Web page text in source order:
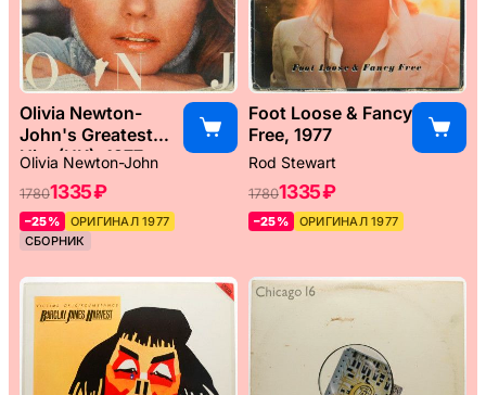
Olivia Newton-
John's Greatest
Hits (UK), 1977
Olivia Newton-John
17801335 ₽
–25%
ОРИГИНАЛ 1977
СБОРНИК
Foot Loose & Fancy
Free, 1977
Rod Stewart
17801335 ₽
–25% ОРИГИНАЛ 1977